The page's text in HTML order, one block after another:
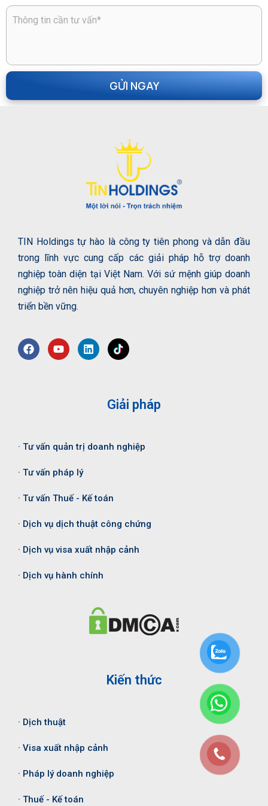
TIN Holdings tự hào là công ty tiên phong và dẫn đầu
trong lĩnh vực cung cấp các giải pháp hỗ trợ doanh
nghiệp toàn diện tại Việt Nam. Với sứ mệnh giúp doanh
nghiệp trở nên hiệu quả hơn, chuyên nghiệp hơn và phát
triển bền vững.
Giải pháp
· Tư vấn quản trị doanh nghiệp
· Tư vấn pháp lý
· Tư vấn Thuế - Kế toán
· Dịch vụ dịch thuật công chứng
· Dịch vụ visa xuất nhập cảnh
· Dịch vụ hành chính
Kiến thức
· Dịch thuật
· Visa xuất nhập cảnh
· Pháp lý doanh nghiệp
· Thuế - Kế toán